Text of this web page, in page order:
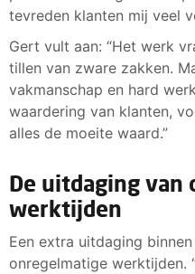
tevreden klanten mij veel
Gert vult aan: “Het werk
tillen van zware zakken.
vakmanschap en hard
waardering van klanten,
alles de moeite waard.”
De uitdaging van
werktijden
Een extra uitdaging
onregelmatige werktijden.